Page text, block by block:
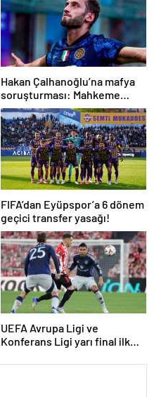
Hakan Çalhanoğlu’na mafya
soruşturması: Mahkeme
cezasını açıkladı
FIFA’dan Eyüpspor’a 6 dönem
geçici transfer yasağı!
UEFA Avrupa Ligi ve
Konferans Ligi yarı final ilk